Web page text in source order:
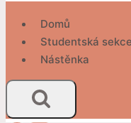
Domů
Studentská sekce
Nástěnka